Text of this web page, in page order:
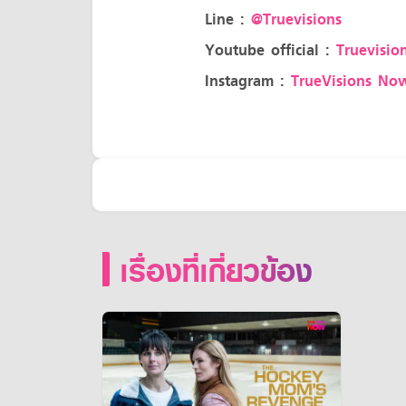
Line : @Truevisions
Youtube official :
Instagram : TrueVisions
เรื่องที่เกี่ยวข้อง